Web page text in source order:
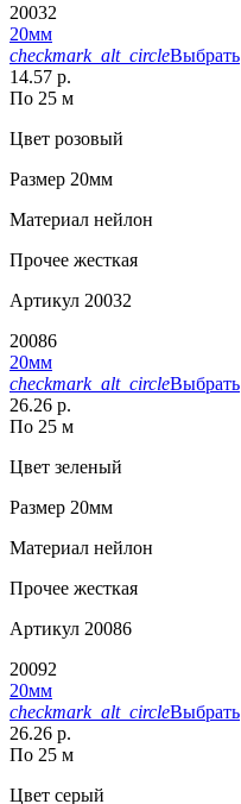
20032
20мм
checkmark_alt_circleВыбрать
14.57 р.
По 25 м
Цвет розовый
Размер 20мм
Материал нейлон
Прочее жесткая
Артикул 20032
20086
20мм
checkmark_alt_circleВыбрать
26.26 р.
По 25 м
Цвет зеленый
Размер 20мм
Материал нейлон
Прочее жесткая
Артикул 20086
20092
20мм
checkmark_alt_circleВыбрать
26.26 р.
По 25 м
Цвет серый